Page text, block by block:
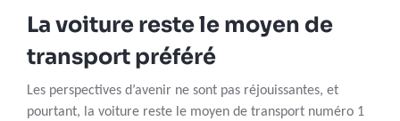
La voiture reste le moyen de
transport préféré
Les perspectives d’avenir ne sont pas réjouissantes, et
pourtant, la voiture reste le moyen de transport numéro 1